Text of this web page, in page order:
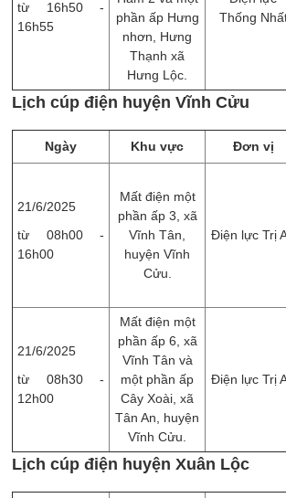
từ 16h50 -
16h55
phần ấp Hưng
nhơn, Hưng
Thạnh xã
Hưng Lộc.
Thống
Lịch cúp điện huyện Vĩnh Cửu
Ngày Khu vực Đơn vị
21/6/2025
từ 08h00 -
16h00
Mất điện một
phần ấp 3, xã
Vĩnh Tân,
huyện Vĩnh
Cửu.
Điện lực Trị
21/6/2025
từ 08h30 -
12h00
Mất điện một
phần ấp 6, xã
Vĩnh Tân và
một phần ấp
Cây Xoài, xã
Tân An, huyện
Vĩnh Cửu.
Điện lực Trị
Lịch cúp điện huyện Xuân Lộc